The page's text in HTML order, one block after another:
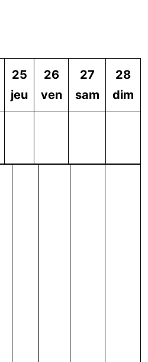
25
jeu
26
ven
27
sam
28
dim